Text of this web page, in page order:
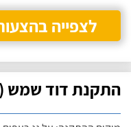
לצפייה
התקנת דוד שמש (ללא